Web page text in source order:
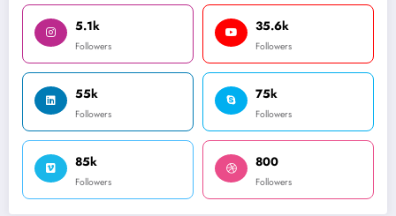
5.1k
Followers
35.6k
Followers
55k
Followers
75k
Followers
85k
Followers
800
Followers